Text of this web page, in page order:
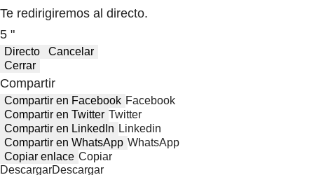
Te redirigiremos al directo.
5 "
Directo
Cancelar
Cerrar
Compartir
Compartir en Facebook Facebook
Compartir en Twitter Twitter
Compartir en LinkedIn Linkedin
Compartir en WhatsApp WhatsApp
Copiar enlace Copiar
DescargarDescargar